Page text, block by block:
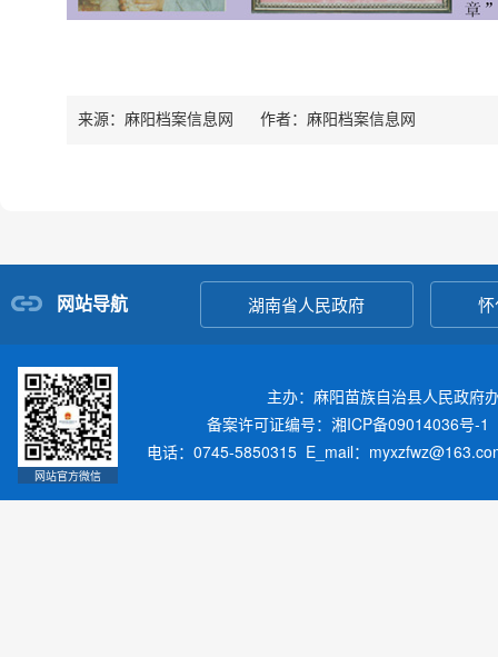
来源：麻阳档案信息网 作者： 麻阳档案信息网
网站导航 湖南省人民政府
网站官方微信
主办：麻阳苗族自治县人民政
备案许可证编号：湘ICP备09014036号-1
电话：0745-5850315 E_mail：